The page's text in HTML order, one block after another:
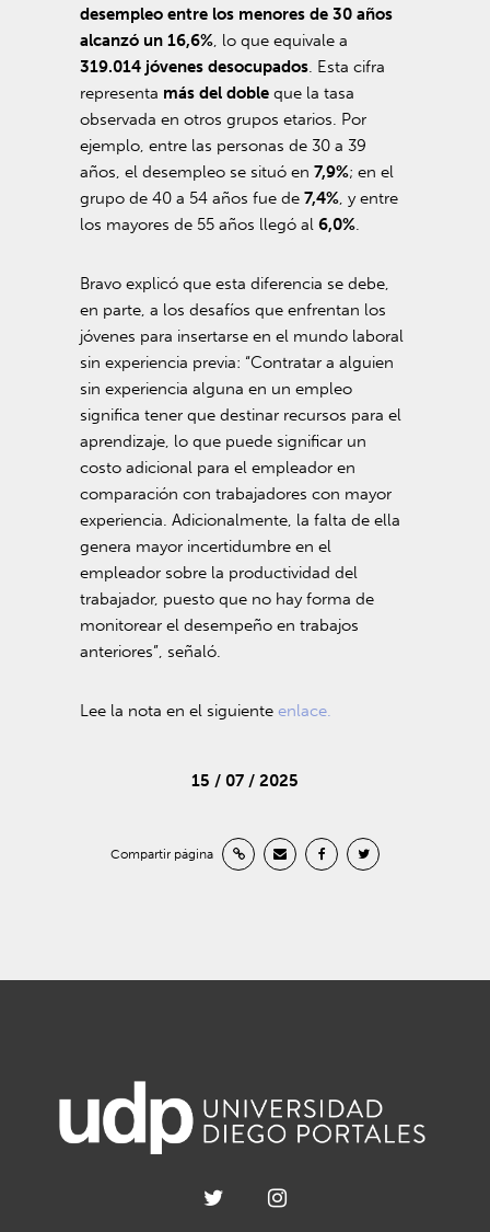
desempleo entre los menores de 30 años
alcanzó un 16,6%, lo que equivale a
319.014 jóvenes desocupados. Esta cifra
representa más del doble que la tasa
observada en otros grupos etarios. Por
ejemplo, entre las personas de 30 a 39
años, el desempleo se situó en7,9%; en el
grupo de 40 a 54 años fue de7,4%, y entre
los mayores de 55 años llegó al6,0%.
Bravo explicó que esta diferencia se debe,
en parte, a los desafíos que enfrentan los
jóvenes para insertarse en el mundo laboral
sin experiencia previa: “Contratar a alguien
sin experiencia alguna en un empleo
significa tener que destinar recursos para el
aprendizaje, lo que puede significar un
costo adicional para el empleador en
comparación con trabajadores con mayor
experiencia. Adicionalmente, la falta de ella
genera mayor incertidumbre en el
empleador sobre la productividad del
trabajador, puesto que no hay forma de
monitorear el desempeño en trabajos
anteriores”, señaló.
Lee la nota en el siguienteenlace.
15 / 07 / 2025
Compartir página